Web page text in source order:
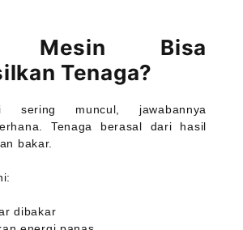
Mesin Bisa
Tenaga?
sering muncul, jawabannya
Tenaga berasal dari hasil
bakar.
dibakar